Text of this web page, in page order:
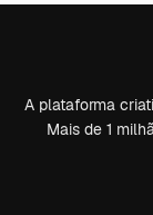
A plataforma
Mais de 1